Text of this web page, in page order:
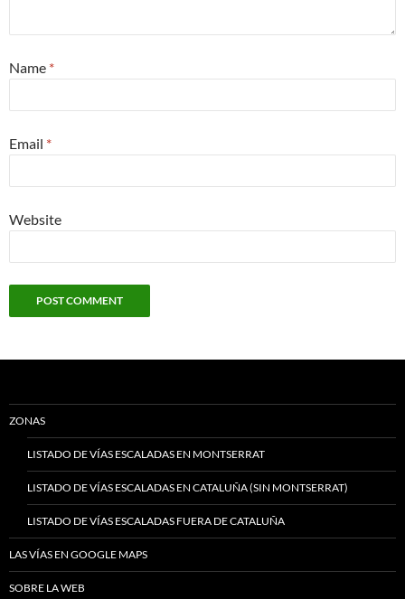
Name *
Email *
Website
ZONAS
LISTADO DE VÍAS ESCALADAS EN MONTSERRAT
LISTADO DE VÍAS ESCALADAS EN CATALUÑA (SIN MONTSERRAT)
LISTADO DE VÍAS ESCALADAS FUERA DE CATALUÑA
LAS VÍAS EN GOOGLE MAPS
SOBRE LA WEB